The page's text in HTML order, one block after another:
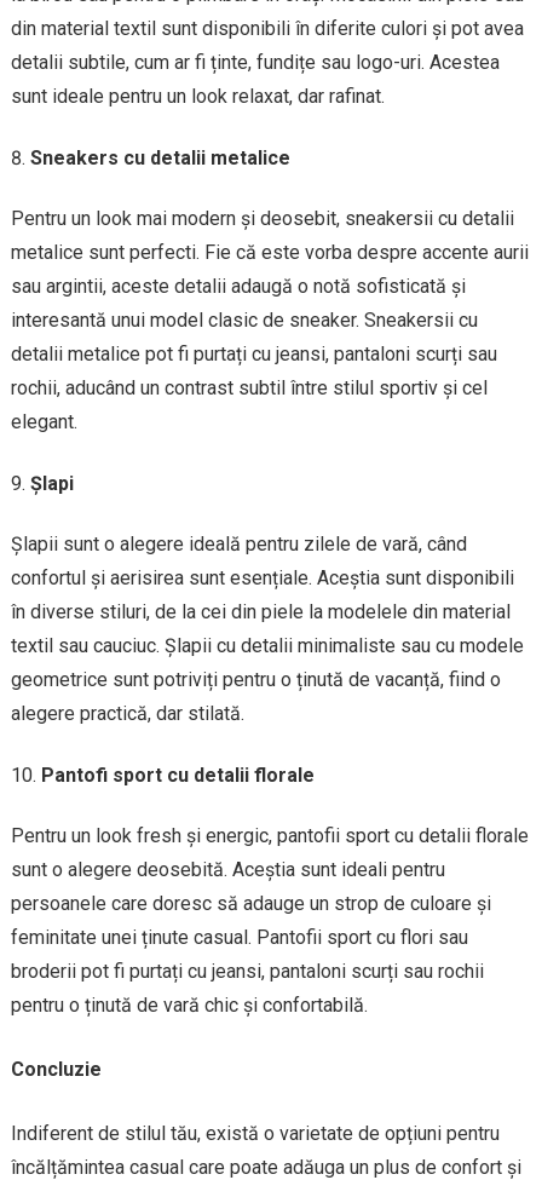
din material textil sunt disponibili în diferite culori și pot avea
detalii subtile, cum ar fi ținte, fundițe sau logo-uri. Acestea
sunt ideale pentru un look relaxat, dar rafinat.
Sneakers cu detalii metalice
Pentru un look mai modern și deosebit, sneakersii cu detalii
metalice sunt perfecti. Fie că este vorba despre accente aurii
sau argintii, aceste detalii adaugă o notă sofisticată și
interesantă unui model clasic de sneaker. Sneakersii cu
detalii metalice pot fi purtați cu jeansi, pantaloni scurți sau
rochii, aducând un contrast subtil între stilul sportiv și cel
elegant.
Șlapi
Șlapii sunt o alegere ideală pentru zilele de vară, când
confortul și aerisirea sunt esențiale. Aceștia sunt disponibili
în diverse stiluri, de la cei din piele la modelele din material
textil sau cauciuc. Șlapii cu detalii minimaliste sau cu modele
geometrice sunt potriviți pentru o ținută de vacanță, fiind o
alegere practică, dar stilată.
Pantofi sport cu detalii florale
Pentru un look fresh și energic, pantofii sport cu detalii florale
sunt o alegere deosebită. Aceștia sunt ideali pentru
persoanele care doresc să adauge un strop de culoare și
feminitate unei ținute casual. Pantofii sport cu flori sau
broderii pot fi purtați cu jeansi, pantaloni scurți sau rochii
pentru o ținută de vară chic și confortabilă.
Concluzie
Indiferent de stilul tău, există o varietate de opțiuni pentru
încălțămintea casual care poate adăuga un plus de confort și